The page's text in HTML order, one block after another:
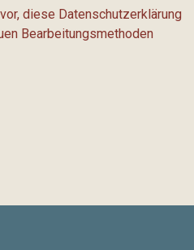
diese Datenschutzerklärung
Bearbeitungsmethoden